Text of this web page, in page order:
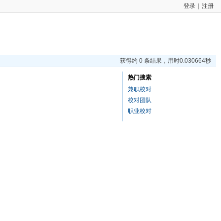
登录 注册
获得约 0 条结果，用时0.030664秒
热门搜索
兼职校对
校对团队
职业校对